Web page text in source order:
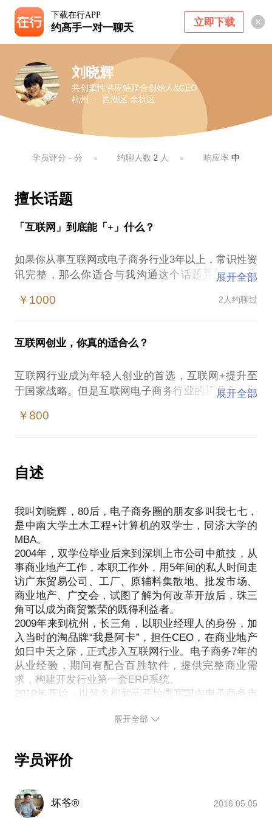
下载在行APP
约高手一对一聊天 立即下载
刘晓辉
共创柔性供应链联合创始人&CEO
杭州 ・ 西湖区 余杭区
学员评分 - 分 约聊人数 2 人 响应率中
擅长话题
「互联网」到底能「+」什么？
如果你从事互联网或电子商务行业3年以上，常识性资
讯完整，那么你适合与我沟通这个话题并打开一扇
2015浙大MBA课程，互联网宏观分享；
题；
2015面向投资机构如山创投内部封闭研讨，那些互联
也因此决定我不会选择以任何形式公开沟通内容，沟
通内容也不会跟现存行业出版书籍、行业公开资讯有
任何信息重叠，更不会是论坛聚会或圈子里可以听到
失效实践；
级的机会，哪些是行业和产业级的机会；
怎么看待游戏、电子商务这两个互联网最大的变现通
路；
阿里巴巴、京东、苏宁、唯品会等电子商务平台的业
务逻辑，成为何，败为何？
PS：新人、职场经验浅、知识面单一、未能形成个人
基础思维方法论的学员勿进， 这是一个适合有丰富业
务经验和管理经验的创业者，以及一定行业经验的企
展开全部
￥1000 2人约聊过
互联网创业，你真的适合么？
互联网行业成为年轻人创业的首选，互联网+提升至
于国家战略。但是互联网电子商务行业的从业者，尤
题：
对自己所处的行业，自己所处的位置的主观理解；
面对行业的浮躁，而无法坚定持续提升自己的竞争
我在长沙、深圳、杭州每个城市有长期工作生活经
历，对传统产业和互联网行业的现象和本质保持了长
期的实践和思考。作为最早的电子商务行业职业经理
人，为公司确立了高度标准化、数据化、信息化的管
理业务体系，推动了行业从无到有的第一代ERP的需
求分析和项目开发。通过提交几百条意见建议，以及
解决方案，助力2010年的淘宝在系统、运营、开发、
产品、客服多方提升；作为各平台的外脑，长期与各
电子商务零售平台的智囊、高层保持互动关系。而在
约见中，我想与你聊聊这些问题：
区别消费者痛点、刚醒需求、柔性需求、伪需求；
海淘、跨境、O2O背后的核心逻辑；
职业选择和赛道方向评估，创业方向为哪些的创业公
如何看待现存的创业公司和创业方向（学员任意自提
PS：在与我见面前，请把你的问题具体化，毕竟有限
发给我，方便我做更精确的准备，提升见面效率。期
展开全部
￥800
自述
我叫刘晓辉，80后，电子商务圈的朋友多叫我七七，
是中南大学土木工程+计算机的双学士，同济大学的
MBA。
2004年，双学位毕业后来到深圳上市公司中航技，从
事商业地产工作，本职工作外，用5年间的私人时间走
访广东贸易公司、工厂、原辅料集散地、批发市场、
商业地产、广交会，试图了解为何改革开放后，珠三
角可以成为商贸繁荣的既得利益者。
2009年来到杭州，长三角，以职业经理人的身份，加
入当时的淘品牌“我是阿卡”，担任CEO，在商业地产
如日中天之际，正式步入互联网行业。电子商务7年的
从业经验，期间有配合百胜软件，提供完整商业需
求，构建开发行业第一套ERP系统。
2010年开始，以笔名柳絮菲开始撰写国内电子商务市
电子商务全渠道业务的顾问。
CEO，正式挑战产业信息化这一纵深开阔的领域，至
展开全部
学员评价
坏爷® 2016.05.05